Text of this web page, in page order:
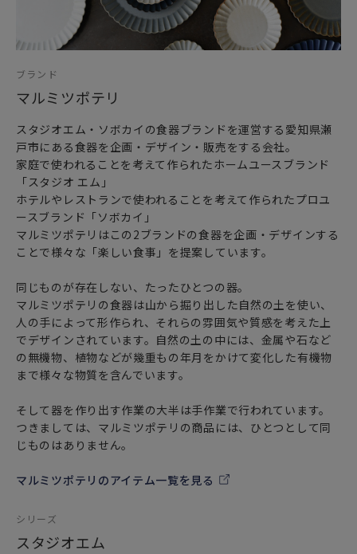
ブランとグリズは、リムの部分に注目すると
陶器素材である素地の赤土が透けて見えるのがなんともチャ
ーミングです。
和洋どちらの料理も選ばず食卓で活躍すること間違いなしで
す。
毎日手に取りたくなる大皿です。
スタジオエムはマルミツ陶器／マルミツポテリが手掛けるブ
ランドのひとつ。
家庭で使われることを考えて作られた普段使いの食器 - がコ
ンセプトです。
何か飛び抜けている訳ではなく、日常にそっと寄り添いなが
ら
「製品仕様」
材質：陶器（赤土）／白釉／還元
製造国：日本
※電子レンジ・食器洗い乾燥機での使用はOKです。
（オーブン・直火にはご使用いただけません。）
【商品の特徴や特性、お取り扱いについて】
○色幅STRONG
よって、器は様々な表情を見せます。同じ素材の器であって
も、まったく同じ色に焼きあがることは非常に珍しく、100個
ブランド
マルミツポテリ
スタジオエム・ソボカイの食器ブランドを運営する愛知県瀬
戸市にある食器を企画・デザイン・販売をする会社。
家庭で使われることを考えて作られたホームユースブランド
「スタジオ エム」
ホテルやレストランで使われることを考えて作られたプロユ
ースブランド「ソボカイ」
マルミツポテリはこの2ブランドの食器を企画・デザインする
ことで様々な「楽しい食事」を提案しています。
同じものが存在しない、たったひとつの器。
マルミツポテリの食器は山から掘り出した自然の土を使い、
人の手によって形作られ、それらの雰囲気や質感を考えた上
でデザインされています。自然の土の中には、金属や石など
の無機物、植物などが幾重もの年月をかけて変化した有機物
まで様々な物質を含んでいます。
そして器を作り出す作業の大半は手作業で行われています。
つきましては、マルミツポテリの商品には、ひとつとして同
じものはありません。
マルミツポテリのアイテム一覧を見る
シリーズ
スタジオエム